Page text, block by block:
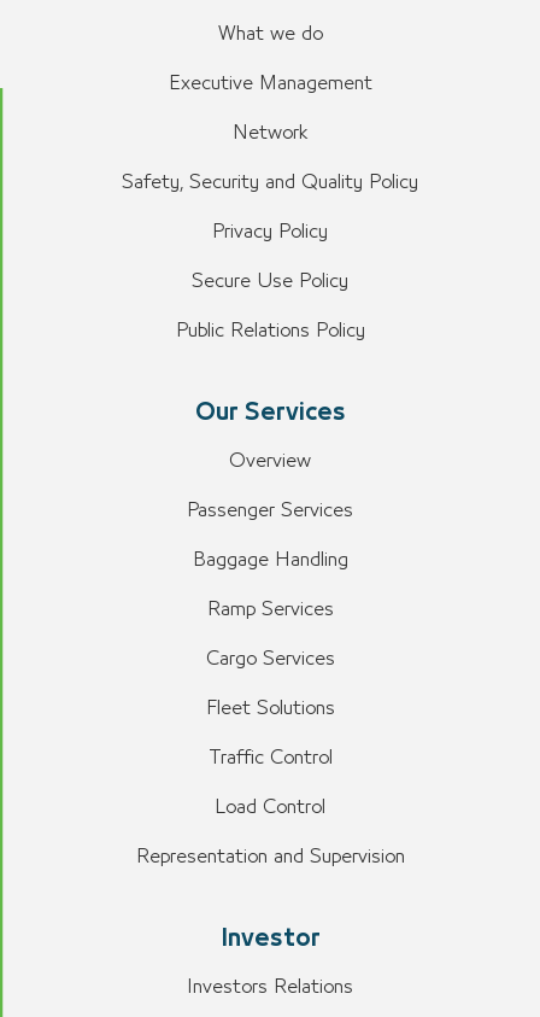
What we do
Executive Management
Network
Safety, Security and Quality Policy
Privacy Policy
Secure Use Policy
Public Relations Policy
Our Services
Overview
Passenger Services
Baggage Handling
Ramp Services
Cargo Services
Fleet Solutions
Traffic Control
Load Control
Representation and Supervision
Investor
Investors Relations